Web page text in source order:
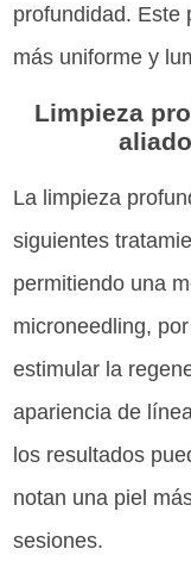
profundidad. Este
más uniforme y
Limpieza
La limpieza
siguientes
permitiendo una
microneedling,
estimular la
apariencia de
los resultados
notan una piel
sesiones.